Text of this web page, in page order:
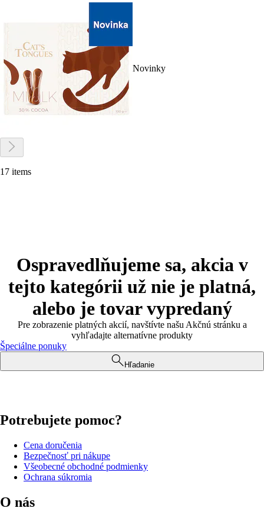
Novinky
17 items
Ospravedlňujeme sa, akcia v
tejto kategórii už nie je platná,
alebo je tovar vypredaný
Pre zobrazenie platných akcií, navštívte našu Akčnú stránku a
vyhľadajte alternatívne produkty
Špeciálne ponuky
Hľadanie
Potrebujete pomoc?
Cena doručenia
Bezpečnosť pri nákupe
Všeobecné obchodné podmienky
Ochrana súkromia
O nás